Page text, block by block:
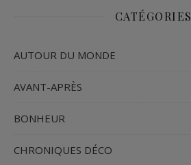
CATÉGORIES
AUTOUR DU MONDE
AVANT-APRÈS
BONHEUR
CHRONIQUES DÉCO